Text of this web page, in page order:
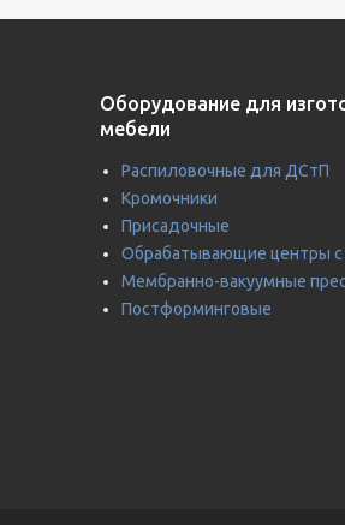
Оборудование для
мебели
Распиловочные для ДСтП
Кромочники
Присадочные
Обрабатывающие центры с
Мембранно-вакуумные
Постформинговые